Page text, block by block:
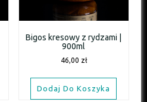
Bigos kresowy z rydzami |
900ml
46,00 zł
Dodaj Do Koszyka